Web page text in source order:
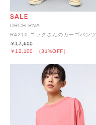
URCH RNA
R4210 コックさんのカーゴパンツ
￥12,100 （31%OFF）
￥17,600